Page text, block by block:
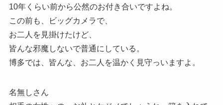
10年くらい前から公然のお付き合いですよね。
この前も、ビッグカメラで、
お二人を見掛けたけど、
皆んな邪魔しないで普通にしている。
博多では、皆んな、お二人を温かく見守っいますよ。
名無しさん